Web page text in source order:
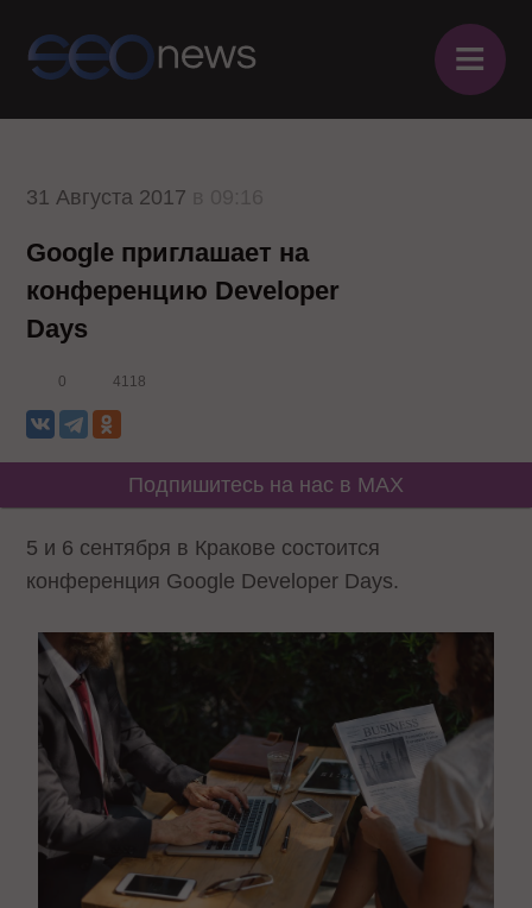
≡
31 Августа 2017
Google приглашает на
конференцию Developer
Days
0 4118
Подпишитесь на нас в MAX
5 и 6 сентября в Кракове состоится
конференция Google Developer Days.